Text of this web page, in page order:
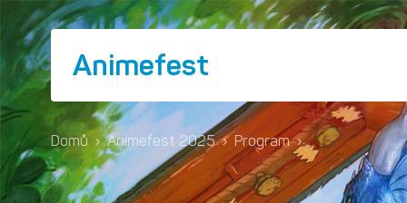
Animefest
Domů › Animefest 2025 › Program ›